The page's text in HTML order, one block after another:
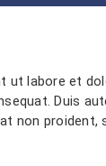
labore et
Duis
non